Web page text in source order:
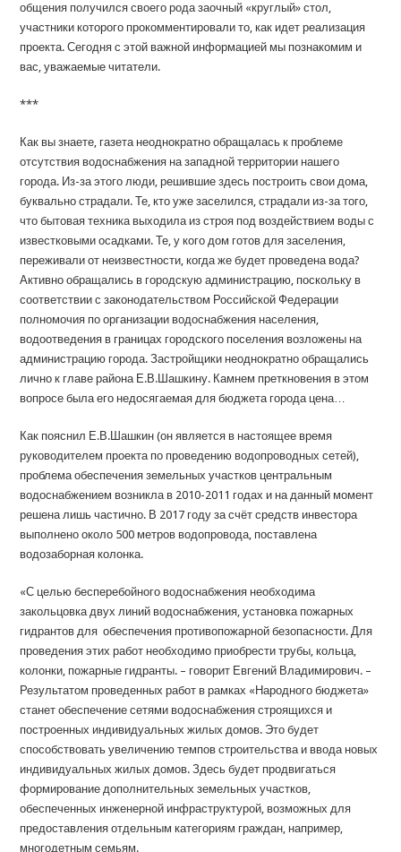
общения получился своего рода заочный «круглый» стол,
участники которого прокомментировали то, как идет реализация
проекта. Сегодня с этой важной информацией мы познакомим и
вас, уважаемые читатели.
***
Как вы знаете, газета неоднократно обращалась к проблеме
отсутствия водоснабжения на западной территории нашего
города. Из-за этого люди, решившие здесь построить свои дома,
буквально страдали. Те, кто уже заселился, страдали из-за того,
что бытовая техника выходила из строя под воздействием воды с
известковыми осадками. Те, у кого дом готов для заселения,
переживали от неизвестности, когда же будет проведена вода?
Активно обращались в городскую администрацию, поскольку в
соответствии с законодательством Российской Федерации
полномочия по организации водоснабжения населения,
водоотведения в границах городского поселения возложены на
администрацию города. Застройщики неоднократно обращались
лично к главе района Е.В.Шашкину. Камнем преткновения в этом
вопросе была его недосягаемая для бюджета города цена…
Как пояснил Е.В.Шашкин (он является в настоящее время
руководителем проекта по проведению водопроводных сетей),
проблема обеспечения земельных участков центральным
водоснабжением возникла в 2010-2011 годах и на данный момент
решена лишь частично. В 2017 году за счёт средств инвестора
выполнено около 500 метров водопровода, поставлена
водозаборная колонка.
«С целью бесперебойного водоснабжения необходима
закольцовка двух линий водоснабжения, установка пожарных
гидрантов для обеспечения противопожарной безопасности. Для
проведения этих работ необходимо приобрести трубы, кольца,
колонки, пожарные гидранты. – говорит Евгений Владимирович. –
Результатом проведенных работ в рамках «Народного бюджета»
станет обеспечение сетями водоснабжения строящихся и
построенных индивидуальных жилых домов. Это будет
способствовать увеличению темпов строительства и ввода новых
индивидуальных жилых домов. Здесь будет продвигаться
формирование дополнительных земельных участков,
обеспеченных инженерной инфраструктурой, возможных для
предоставления отдельным категориям граждан, например,
многодетным семьям.